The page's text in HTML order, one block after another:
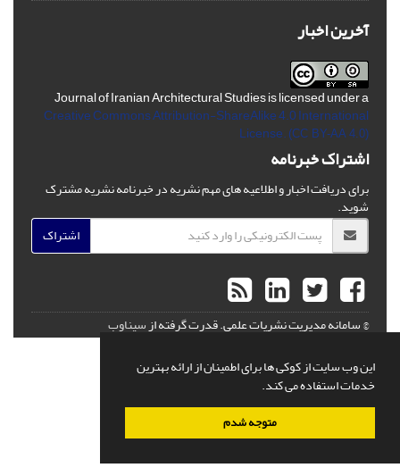
این وب سایت از کوکی ها برای اطمینان از ارائه بهترین
خدمات استفاده می کند.
متوجه شدم
آخرین اخبار
Journal of Iranian Architectural Studies is licensed under a
Creative Commons Attribution-ShareAlike 4.0 International
License. (CC BY-AA 4.0)
اشتراک خبرنامه
برای دریافت اخبار و اطلاعیه های مهم نشریه در خبرنامه نشریه مشترک
شوید.
اشتراک
© سامانه مدیریت نشریات علمی.قدرت گرفته ازسیناوب